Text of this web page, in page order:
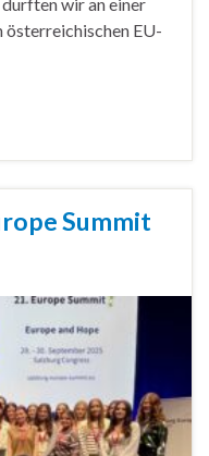
österreichischen EU-
Summit